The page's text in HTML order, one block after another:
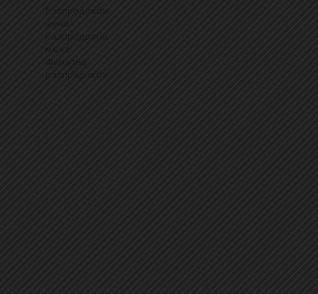
Разпродажби
жени
Разпродажби
мъже
Финална
разпродажба